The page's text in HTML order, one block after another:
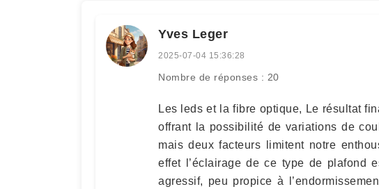
Yves Leger
2025-07-04 15:36:28
Nombre de réponses : 20
Les leds et la fibre optique, Le résultat
offrant la possibilité de variations de
mais deux facteurs limitent notre
effet l’éclairage de ce type de plafond
agressif, peu propice à